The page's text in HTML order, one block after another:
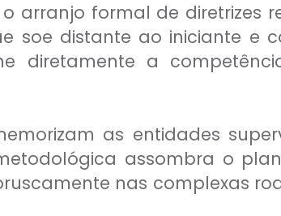
arranjo formal de diretrizes
soe distante ao iniciante e
diretamente a
as entidades
assombra o
nas complexas